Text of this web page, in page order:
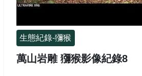
生態紀錄-獼猴
萬山岩雕 獼猴影像紀錄8